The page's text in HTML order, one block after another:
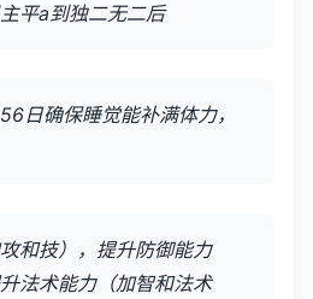
平a到独二无二后
日确保睡觉能补满体力，
和技），提升防御能力
法术能力（加智和法术